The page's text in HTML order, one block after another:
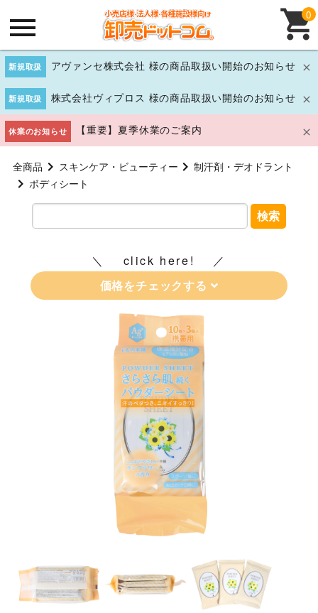
新規取扱 アヴァンセ株式会社 様の商品取扱い開始のお知らせ
新規取扱 株式会社ヴィプロス 様の商品取扱い開始のお知らせ
休業のお知らせ 【重要】夏季休業のご案内
0
全商品 スキンケア・ビューティー
制汗剤・デオドラント
ボディシート
検索
click here!
価格をチェックする